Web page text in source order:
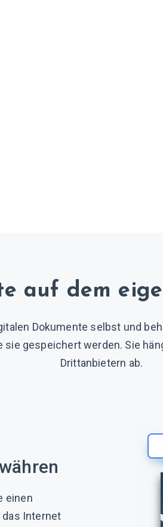
auf dem
Dokumente selbst und
sie gespeichert werden. Sie
Drittanbietern ab.
einen
das Internet